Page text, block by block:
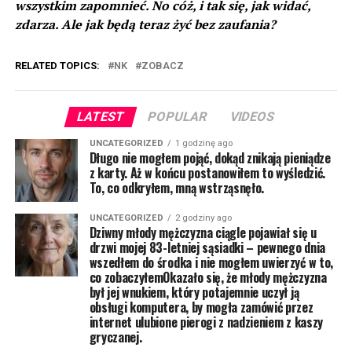
wszystkim zapomnieć. No cóż, i tak się, jak widać,
zdarza. Ale jak będą teraz żyć bez zaufania?
RELATED TOPICS: NK ZOBACZ
LATEST POPULAR VIDEOS
UNCATEGORIZED 1 godzinę ago
Długo nie mogłem pojąć, dokąd znikają pieniądze
z karty. Aż w końcu postanowiłem to wyśledzić.
To, co odkryłem, mną wstrząsnęło.
UNCATEGORIZED 2 godziny ago
Dziwny młody mężczyzna ciągle pojawiał się u
drzwi mojej 83-letniej sąsiadki – pewnego dnia
wszedłem do środka i nie mogłem uwierzyć w to,
co zobaczyłemOkazało się, że młody mężczyzna
był jej wnukiem, który potajemnie uczył ją
obsługi komputera, by mogła zamówić przez
internet ulubione pierogi z nadzieniem z kaszy
gryczanej.